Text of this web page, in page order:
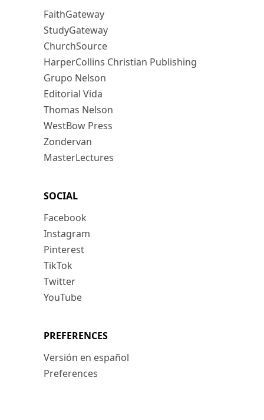
FaithGateway
StudyGateway
ChurchSource
HarperCollins Christian Publishing
Grupo Nelson
Editorial Vida
Thomas Nelson
WestBow Press
Zondervan
MasterLectures
SOCIAL
Facebook
Instagram
Pinterest
TikTok
Twitter
YouTube
PREFERENCES
Versión en español
Preferences